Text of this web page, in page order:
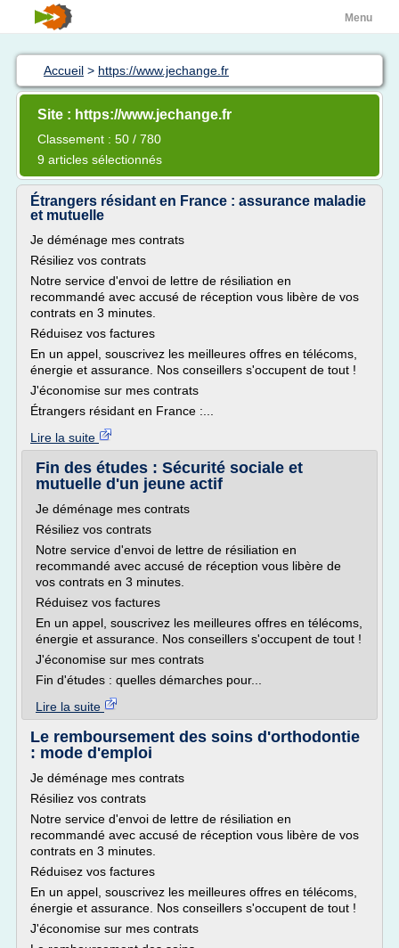
Menu
Accueil > https://www.jechange.fr
Site : https://www.jechange.fr
Classement : 50 / 780
9 articles sélectionnés
Étrangers résidant en France : assurance maladie
et mutuelle
Je déménage mes contrats
Résiliez vos contrats
Notre service d'envoi de lettre de résiliation en
recommandé avec accusé de réception vous libère de vos
contrats en 3 minutes.
Réduisez vos factures
En un appel, souscrivez les meilleures offres en télécoms,
énergie et assurance. Nos conseillers s'occupent de tout !
J'économise sur mes contrats
Étrangers résidant en France :...
Lire la suite
Fin des études : Sécurité sociale et
mutuelle d'un jeune actif
Je déménage mes contrats
Résiliez vos contrats
Notre service d'envoi de lettre de résiliation en
recommandé avec accusé de réception vous libère de
vos contrats en 3 minutes.
Réduisez vos factures
En un appel, souscrivez les meilleures offres en télécoms,
énergie et assurance. Nos conseillers s'occupent de tout !
J'économise sur mes contrats
Fin d'études : quelles démarches pour...
Lire la suite
Le remboursement des soins d'orthodontie
: mode d'emploi
Je déménage mes contrats
Résiliez vos contrats
Notre service d'envoi de lettre de résiliation en
recommandé avec accusé de réception vous libère de vos
contrats en 3 minutes.
Réduisez vos factures
En un appel, souscrivez les meilleures offres en télécoms,
énergie et assurance. Nos conseillers s'occupent de tout !
J'économise sur mes contrats